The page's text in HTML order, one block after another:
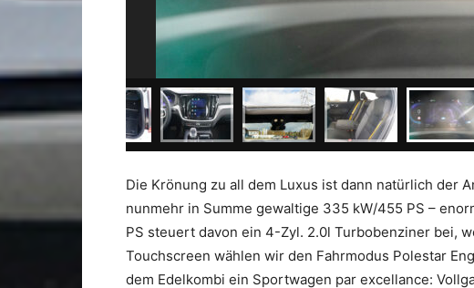
Die Krönung zu all dem Luxus ist dann natürlich der
nunmehr in Summe gewaltige 335 kW/455 PS –
PS steuert davon ein 4-Zyl. 2.0l Turbobenziner bei,
Touchscreen wählen wir den Fahrmodus Polestar
dem Edelkombi ein Sportwagen par excellance: